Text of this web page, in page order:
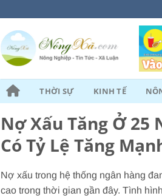
THỜI SỰ KINH TẾ
Nợ Xấu Tăng Ở 25
Có Tỷ Lệ Tăng
Nợ xấu trong hệ thống ngân hàng
cao trong thời gian gần đây. Tình